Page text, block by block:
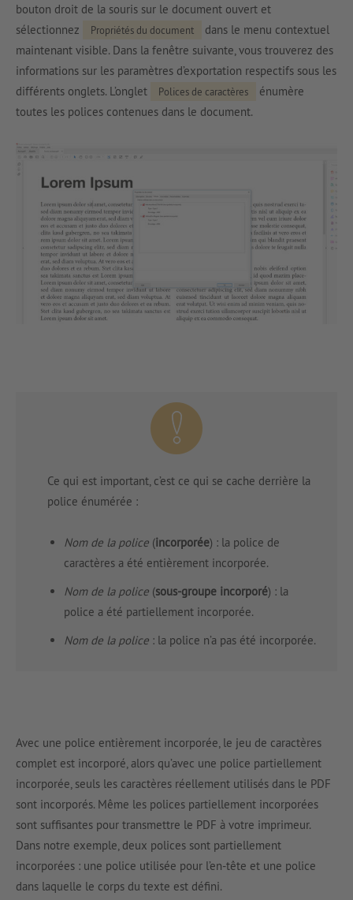
bouton droit de la souris sur le document ouvert et
sélectionnez
Propriétés du document
dans le menu contextuel
maintenant visible. Dans la fenêtre suivante, vous trouverez des
informations sur les paramètres d’exportation respectifs sous les
différents onglets. L’onglet
Polices de caractères
énumère
toutes les polices contenues dans le document.
Ce qui est important, c’est ce qui se cache derrière la
police énumérée :
Nom de la police (incorporée) : la police de
caractères a été entièrement incorporée.
Nom de la police (sous-groupe incorporé) : la
police a été partiellement incorporée.
Nom de la police : la police n’a pas été incorporée.
Avec une police entièrement incorporée, le jeu de caractères
complet est incorporé, alors qu’avec une police partiellement
incorporée, seuls les caractères réellement utilisés dans le PDF
sont incorporés. Même les polices partiellement incorporées
sont suffisantes pour transmettre le PDF à votre imprimeur.
Dans notre exemple, deux polices sont partiellement
incorporées : une police utilisée pour l’en-tête et une police
dans laquelle le corps du texte est défini.